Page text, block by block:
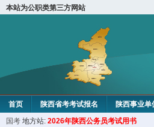
本站为公职类第三方网站
首页 陕西省考考试报名 陕西事业
国考 地方站: 2026年陕西公务员考试用书